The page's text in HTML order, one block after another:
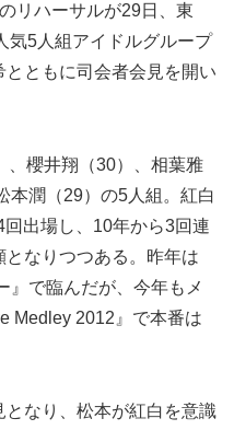
リハーサルが29日、東
気5人組アイドルグループ
とともに司会者会見を開い
櫻井翔（30）、相葉雅
本潤（29）の5人組。紅白
出場し、10年から3回連
なりつつある。昨年は
』で臨んだが、今年もメ
Medley 2012』で本番は
なり、松本が紅白を意識